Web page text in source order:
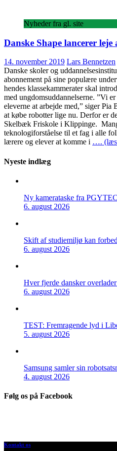
Nyheder fra gl. site
Danske Shape lancerer
14. november 2019 Lars Bennetzen
Danske skoler og
abonnement på sine populære
hendes klassekammerater skal
med ungdomsuddannelserne. ”Vi
eleverne at arbejde med,” siger
at købe robotter lige nu. Derfor er
Skelbæk Friskole i Klippinge.
teknologiforståelse til et fag i alle
lærere og elever at komme i …. (læs
Nyeste indlæg
Ny kamerataske fra
6. august 2026
Skift af studiemiljø kan
6. august 2026
Hver fjerde dansker
6. august 2026
TEST: Fremragende lyd i
5. august 2026
Samsung samler sin
4. august 2026
Følg os på Facebook
Kontakt os